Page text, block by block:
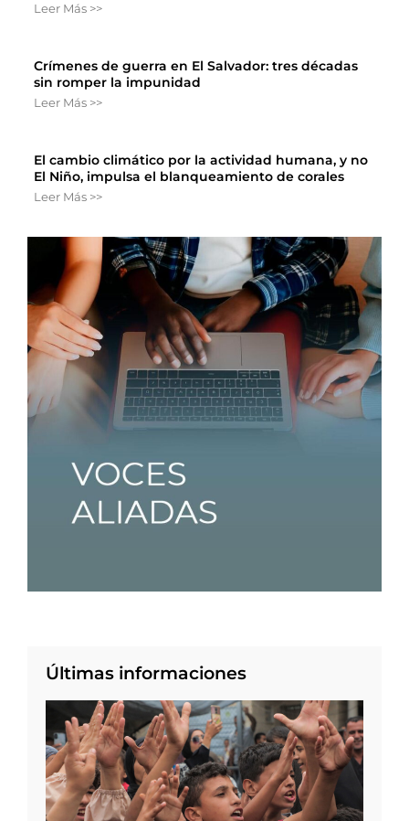
Leer Más >>
Crímenes de guerra en El Salvador: tres décadas
sin romper la impunidad
Leer Más >>
El cambio climático por la actividad humana, y no
El Niño, impulsa el blanqueamiento de corales
Leer Más >>
Últimas informaciones